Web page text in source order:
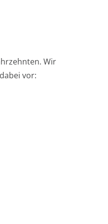
Wir
vor: